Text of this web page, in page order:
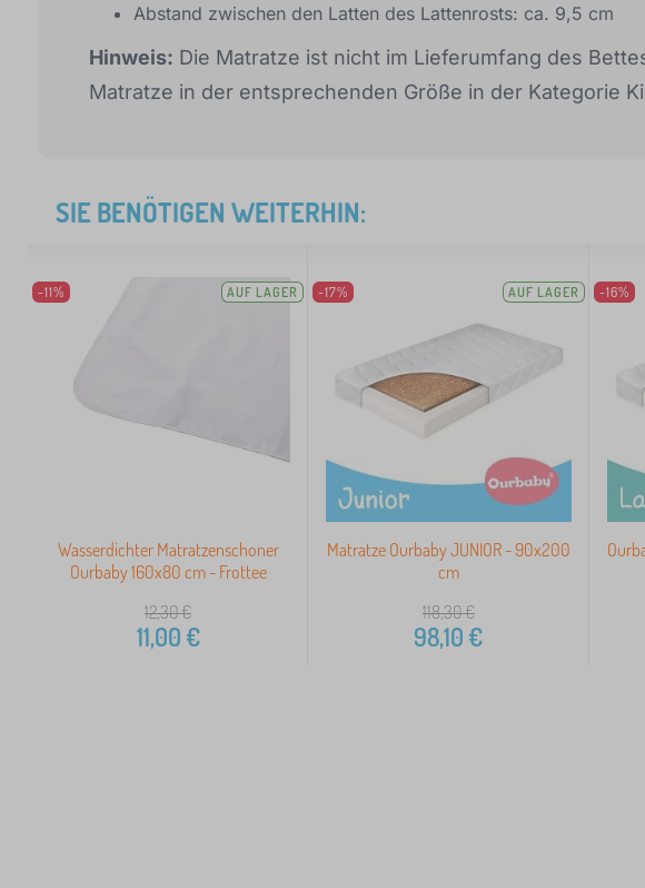
Abstand zwischen den Latten des Lattenrosts: ca. 9,5 cm
Hinweis: Die Matratze ist nicht im Lieferumfang des
Matratze in der entsprechenden Größe in der Kategorie
SIE BENÖTIGEN WEITERHIN:
-11% AUF LAGER
Wasserdichter Matratzenschoner
Ourbaby 160x80 cm - Frottee
12,30€
11,00€
-17% AUF LAGER
Matratze Ourbaby JUNIOR - 90x200
cm
118,30€
98,10€
-16%